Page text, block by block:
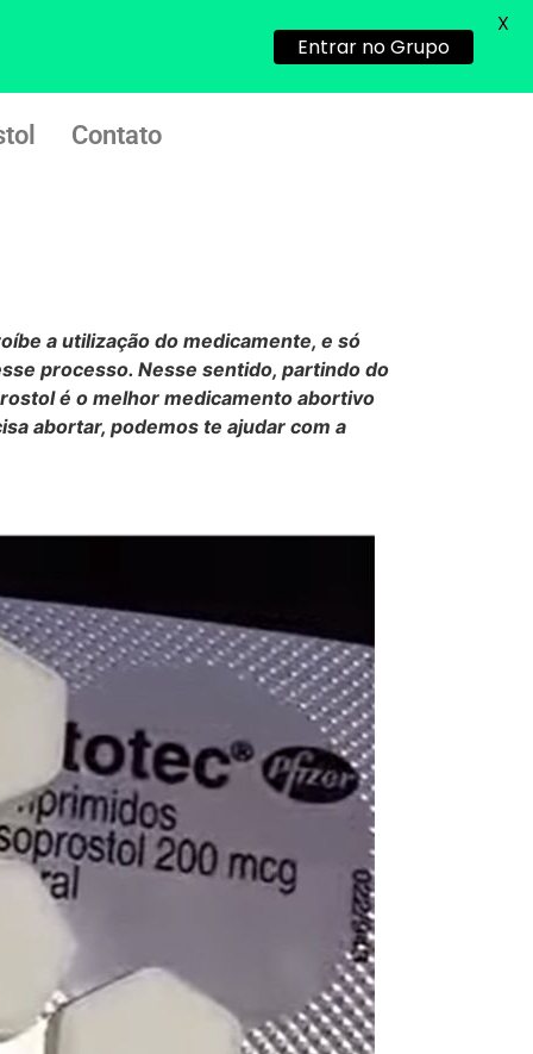
Contato
a utilização do medicamente, e só
processo. Nesse sentido, partindo do
é o melhor medicamento abortivo
abortar, podemos te ajudar com a
Entrar no Grupo
X
... (1998989**** em
http://www.proaborto.com)
"só de ter dúvida já é uma
resposta" muito isso, disse tudo
22/05/2026 16:35:20
Helly
(1999997****
em http://www.proaborto.com)
Eu estou preparada em varias
áreas mas psicologicamente p ter
sozinha nao estou
22/05/2026 17:09:20